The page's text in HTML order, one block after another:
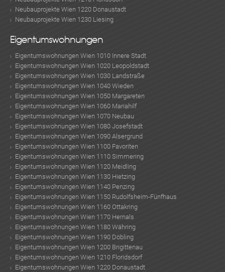
Neubauprojekte Wien 1220 Donaustadt
Neubauprojekte Wien 1230 Liesing
Eigentumswohnungen
Eigentumswohnungen Wien 1010 Innere Stadt
Eigentumswohnungen Wien 1020 Leopoldstadt
Eigentumswohnungen Wien 1030 Landstraße
Eigentumswohnungen Wien 1040 Wieden
Eigentumswohnungen Wien 1050 Margareten
Eigentumswohnungen Wien 1060 Mariahilf
Eigentumswohnungen Wien 1070 Neubau
Eigentumswohnungen Wien 1080 Josefstadt
Eigentumswohnungen Wien 1090 Alsergrund
Eigentumswohnungen Wien 1100 Favoriten
Eigentumswohnungen Wien 1110 Simmering
Eigentumswohnungen Wien 1120 Meidling
Eigentumswohnungen Wien 1130 Hietzing
Eigentumswohnungen Wien 1140 Penzing
Eigentumswohnungen Wien 1150 Rudolfsheim-Fünfhaus
Eigentumswohnungen Wien 1160 Ottakring
Eigentumswohnungen Wien 1170 Hernals
Eigentumswohnungen Wien 1180 Währing
Eigentumswohnungen Wien 1190 Döbling
Eigentumswohnungen Wien 1200 Brigittenau
Eigentumswohnungen Wien 1210 Floridsdorf
Eigentumswohnungen Wien 1220 Donaustadt